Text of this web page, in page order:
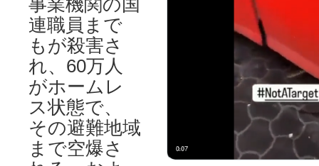
事業機関の国
連職員まで
もが殺害さ
れ、60万人
がホームレ
ス状態で、
その避難地域
まで空爆さ